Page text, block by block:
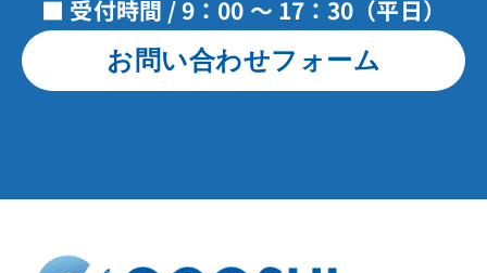
■ 受付時間 / 9：00 ～ 17：30（平日）
お問い合わせフォーム